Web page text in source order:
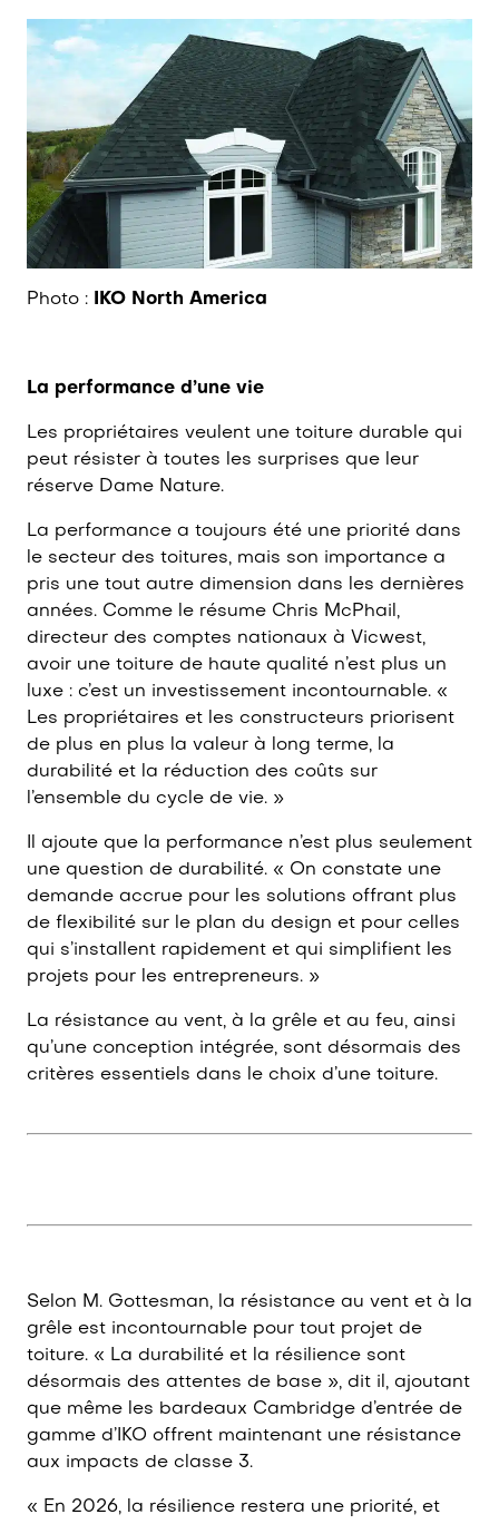
Photo : IKO North America
La performance d’une vie
Les propriétaires veulent une toiture durable qui
peut résister à toutes les surprises que leur
réserve Dame Nature.
La performance a toujours été une priorité dans
le secteur des toitures, mais son importance a
pris une tout autre dimension dans les dernières
années. Comme le résume Chris McPhail,
directeur des comptes nationaux à Vicwest,
avoir une toiture de haute qualité n’est plus un
luxe : c’est un investissement incontournable. «
Les propriétaires et les constructeurs priorisent
de plus en plus la valeur à long terme, la
durabilité et la réduction des coûts sur
l’ensemble du cycle de vie. »
Il ajoute que la performance n’est plus seulement
une question de durabilité. « On constate une
demande accrue pour les solutions offrant plus
de flexibilité sur le plan du design et pour celles
qui s’installent rapidement et qui simplifient les
projets pour les entrepreneurs. »
La résistance au vent, à la grêle et au feu, ainsi
qu’une conception intégrée, sont désormais des
critères essentiels dans le choix d’une toiture.
Selon M. Gottesman, la résistance au vent et à la
grêle est incontournable pour tout projet de
toiture. « La durabilité et la résilience sont
désormais des attentes de base », dit il, ajoutant
que même les bardeaux Cambridge d’entrée de
gamme d’IKO offrent maintenant une résistance
aux impacts de classe 3.
« En 2026, la résilience restera une priorité, et